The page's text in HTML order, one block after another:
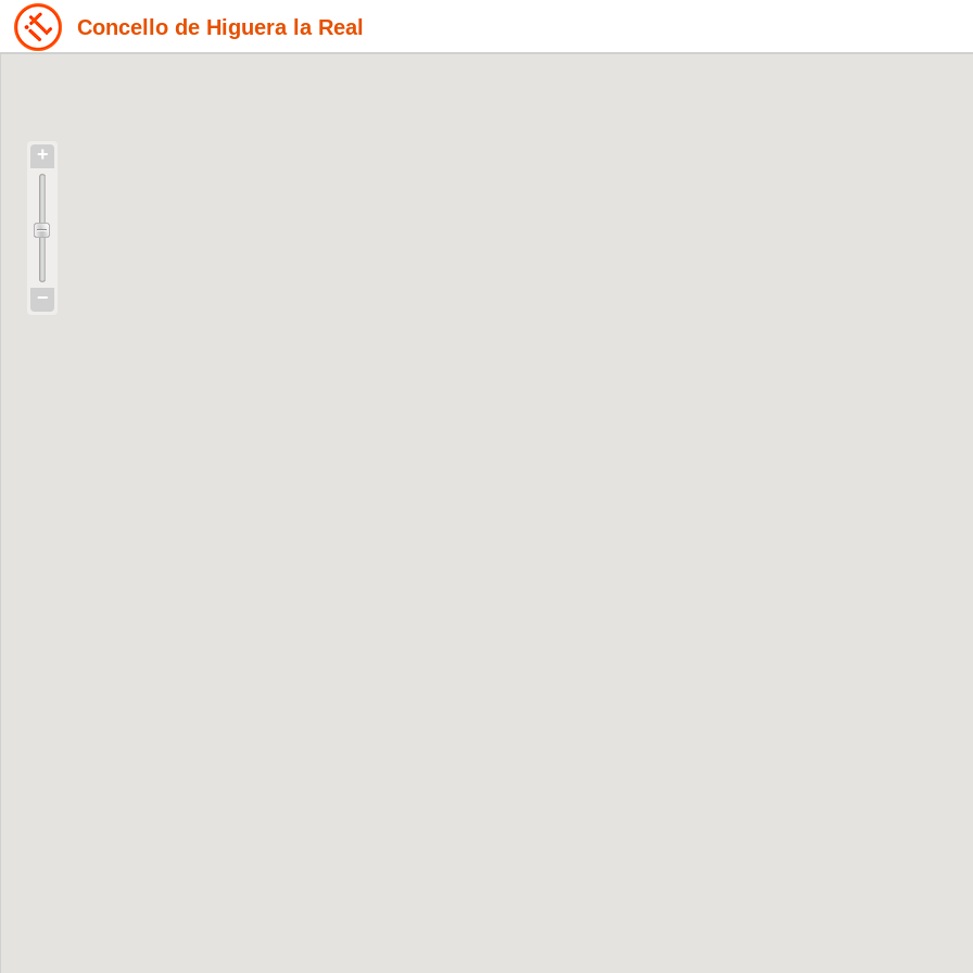
Concello de Higuera la Real
+
−